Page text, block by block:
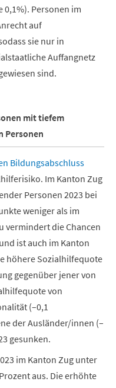
Personen im
auf
sie nur in
Auffangnetz
sind.
mit tiefem
Personen
Bildungsabschluss
Im Kanton Zug
Personen 2023 bei
weniger als im
vermindert die Chancen
ist auch im Kanton
höhere Sozialhilfequote
gegenüber jener von
von
(–0,1
der Ausländer/innen (–
gesunken.
im Kanton Zug unter
aus. Die erhöhte